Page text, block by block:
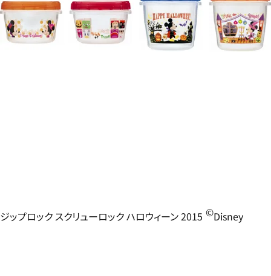
ジップロック スクリューロック ハロウィーン 2015 ©Disney